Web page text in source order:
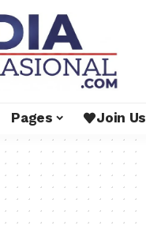
Pages Join Us